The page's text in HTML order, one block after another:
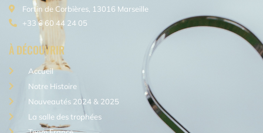
Fortin de Corbières, 13016 Marseille
+33 6 60 44 24 05
À DÉCOUVRIR
Accueil
Notre Histoire
Nouveautés 2024 & 2025
La salle des trophées